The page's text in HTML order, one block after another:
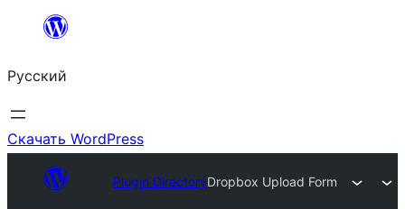
Перейти
содержимому
Русский
Скачать WordPress
Plugin DirectoryDropbox Upload Form